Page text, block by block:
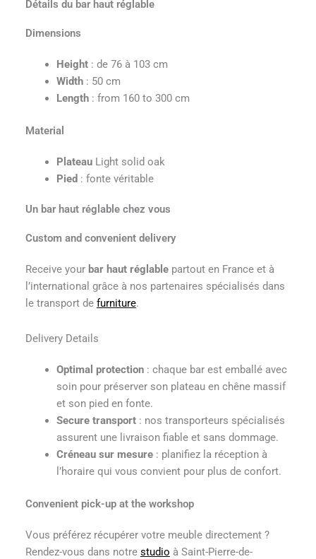
Détails du bar haut réglable
Dimensions
Height: de 76 à 103 cm
Width: 50 cm
Length: from 160 to 300 cm
Material
PlateauLight solid oak
Pied : fonte véritable
Un bar haut réglable chez vous
Custom and convenient delivery
Receive your bar haut réglablepartout en France et à
l’international grâce à nos partenaires spécialisés dans
le transport de furniture.
Delivery Details
Optimal protection: chaque bar est emballé avec
soin pour préserver son plateau en chêne massif
et son pied en fonte.
Secure transport: nos transporteurs spécialisés
assurent une livraison fiable et sans dommage.
Créneau sur mesure: planifiez la réception à
l’horaire qui vous convient pour plus de confort.
Convenient pick-up at the workshop
Vous préférez récupérer votre meuble directement ?
Rendez-vous dans notre studio à Saint-Pierre-de-